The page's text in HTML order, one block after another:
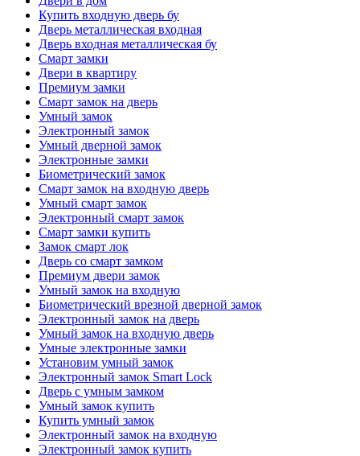
Купить входную дверь бу
Дверь металлическая входная
Дверь входная металлическая бу
Смарт замки
Двери в квартиру
Премиум замки
Смарт замок на дверь
Умный замок
Электронный замок
Умный дверной замок
Электронные замки
Биометрический замок
Смарт замок на входную дверь
Умный смарт замок
Электронный смарт замок
Смарт замки купить
Замок смарт лок
Дверь со смарт замком
Премиум двери замок
Умный замок на входную
Биометрический врезной дверной замок
Электронный замок на дверь
Умный замок на входную дверь
Умные электронные замки
Установим умный замок
Электронный замок Smart Lock
Дверь с умным замком
Умный замок купить
Купить умный замок
Электронный замок на входную
Электронный замок купить